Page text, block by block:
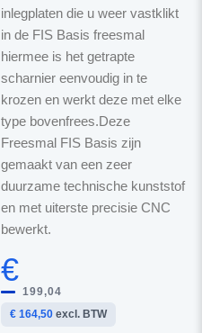
inlegplaten die u weer vastklikt
in de FIS Basis freesmal
hiermee is het getrapte
scharnier eenvoudig in te
krozen en werkt deze met elke
type bovenfrees.Deze
Freesmal FIS Basis zijn
gemaakt van een zeer
duurzame technische kunststof
en met uiterste precisie CNC
bewerkt.
€
199,04
€ 164,50excl. BTW